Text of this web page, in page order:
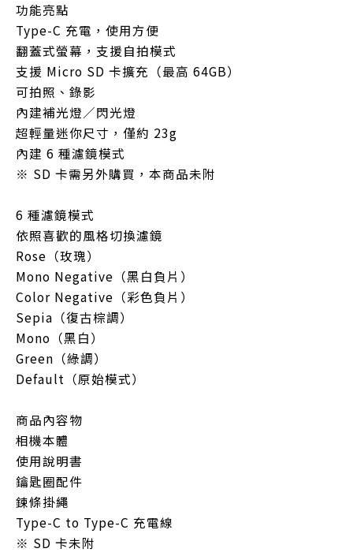
功能亮點
Type-C 充電，使用方便
翻蓋式螢幕，支援自拍模式
支援 Micro SD 卡擴充（最高 64GB）
可拍照、錄影
內建補光燈／閃光燈
超輕量迷你尺寸，僅約 23g
內建 6 種濾鏡模式
※ SD 卡需另外購買，本商品未附
6 種濾鏡模式
依照喜歡的風格切換濾鏡
Rose（玫瑰）
Mono Negative（黑白負片）
Color Negative（彩色負片）
Sepia（復古棕調）
Mono（黑白）
Green（綠調）
Default（原始模式）
商品內容物
相機本體
使用說明書
鑰匙圈配件
鍊條掛繩
Type-C to Type-C 充電線
※ SD 卡未附